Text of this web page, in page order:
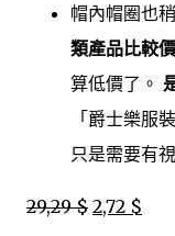
帽內帽圈也
類產品比較
算低價了。
「爵士樂服
只是需要有
29,29 $ 2,72 $